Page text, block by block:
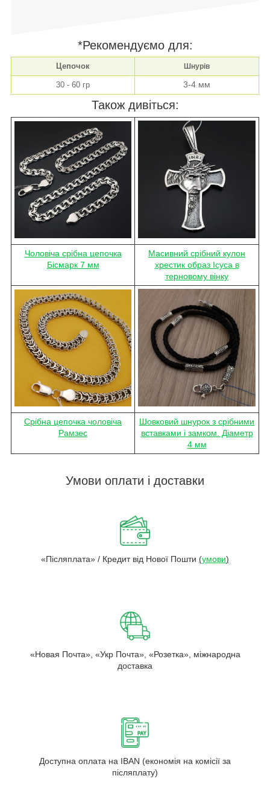
*Рекомендуємо для:
Цепочок Шнурів
30 - 60 гр 3-4 мм
Також дивіться:
Чоловіча срібна цепочка
Бісмарк 7 мм
Масивний срібний кулон
хрестик образ Ісуса в
терновому вінку
Срібна цепочка чоловіча
Рамзес
Шовковий шнурок з срібними
вставками і замком. Діаметр
4 мм
Умови оплати і доставки
«Післяплата» / Кредит від Нової Пошти (умови)
«Новая Почта», «Укр Почта», «Розетка», міжнародна
доставка
Доступна оплата на IBAN (економія на комісії за
післяплату)